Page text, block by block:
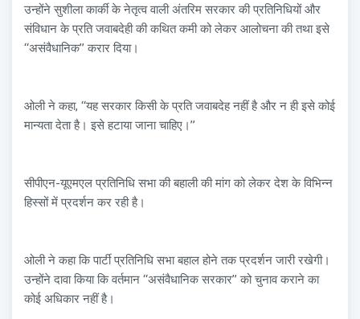
उन्होंने सुशीला कार्की के नेतृत्व वाली अंतरिम सरकार की प्रतिनिधियों और
संविधान के प्रति जवाबदेही की कथित कमी को लेकर आलोचना की तथा इसे
‘‘असंवैधानिक’’ करार दिया।
ओली ने कहा, ‘‘यह सरकार किसी के प्रति जवाबदेह नहीं है और न ही इसे कोई
मान्यता देता है। इसे हटाया जाना चाहिए।’’
सीपीएन-यूएमएल प्रतिनिधि सभा की बहाली की मांग को लेकर देश के विभिन्न
हिस्सों में प्रदर्शन कर रही है।
ओली ने कहा कि पार्टी प्रतिनिधि सभा बहाल होने तक प्रदर्शन जारी रखेगी।
उन्होंने दावा किया कि वर्तमान ‘‘असंवैधानिक सरकार’’ को चुनाव कराने का
कोई अधिकार नहीं है।